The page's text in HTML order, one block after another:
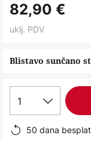
to
the
of
images
gallery
Blistavo sunčano
82,90 €
uklj. PDV
1
50 dana